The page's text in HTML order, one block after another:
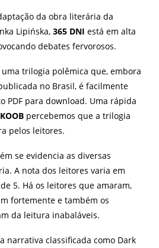
da obra literária da
Lipińska, 365 DNI está em alta
debates fervorosos.
trilogia polêmica que, embora
no Brasil, é facilmente
PDF para download. Uma rápida
percebemos que a trilogia
pelos leitores.
se evidencia as diversas
A nota dos leitores varia em
5. Há os leitores que amaram,
fortemente e também os
da leitura inabaláveis.
narrativa classificada como Dark